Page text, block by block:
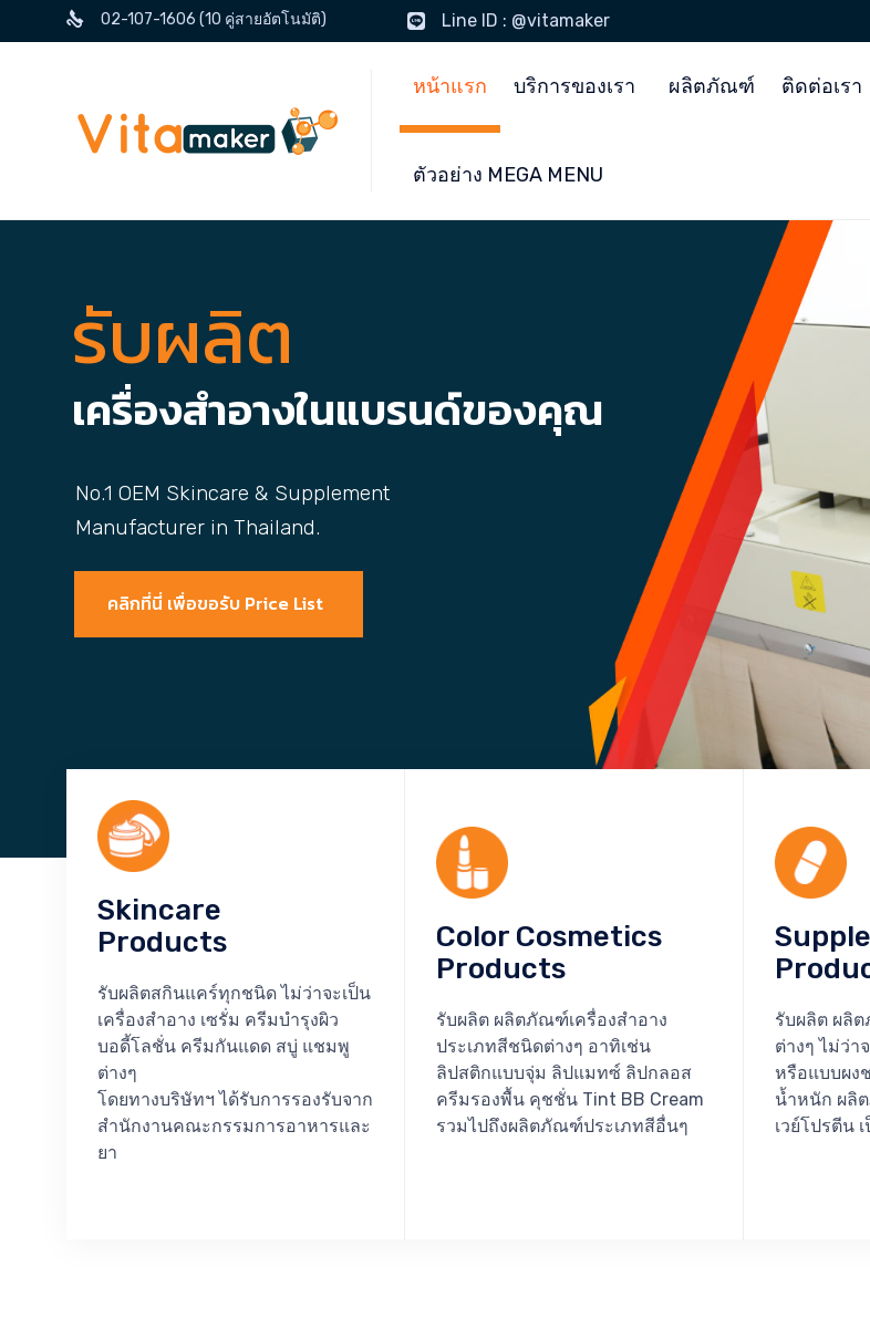
02-107-1606 (10 คู่สายอัตโนมัติ) Line ID : @vitamaker
หน้าแรก บริการของเรา ผลิตภัณฑ์ ติดต่อเรา
ตัวอย่าง MEGA MENU
รับผลิต
เครื่องสำอางในแบรนด์ของคุณ
No.1 OEM Skincare & Supplement
Manufacturer in Thailand.
คลิกที่นี่ เพื่อขอรับ Price List
Skincare
Products
รับผลิตสกินแคร์ทุกชนิด ไม่ว่าจะเป็น
เครื่องสำอาง เซรั่ม ครีมบำรุงผิว
บอดี้โลชั่น ครีมกันแดด สบู่ แชมพู
ต่างๆ
โดยทางบริษัทฯ ได้รับการรองรับจาก
สำนักงานคณะกรรมการอาหารและ
ยา
Color Cosmetics
Products
รับผลิต ผลิตภัณฑ์เครื่องสำอาง
ประเภทสีชนิดต่างๆ อาทิเช่น
ลิปสติกแบบจุ่ม ลิปแมทซ์ ลิปกลอส
ครีมรองพื้น คุชชั่น Tint BB Cream
รวมไปถึงผลิตภัณฑ์ประเภทสีอื่นๆ
รับผลิต ผลิ
ต่างๆ ไม่ว่า
หรือแบบผง
น้ำหนัก ผลิ
เวย์โปรตีน